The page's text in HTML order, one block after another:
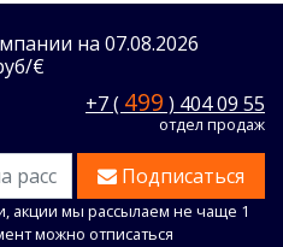
на 07.08.2026
€
+7 ( 499 ) 404 09 55
отдел продаж
Подписаться
акции мы рассылаем не чаще 1
можно отписаться